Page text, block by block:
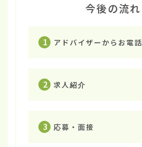
今後の流れ
1 アドバイザーからお電話
2 求人紹介
3 応募・面接